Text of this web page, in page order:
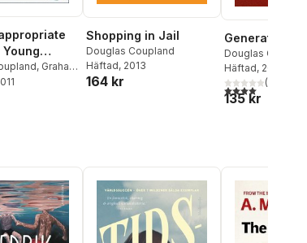
, Graham
Shopping in Jail
Douglas Coupland
Häftad, 2013
164 kr
Generation A
Douglas
Häftad, 2010
4,0utav 5(
135 kr